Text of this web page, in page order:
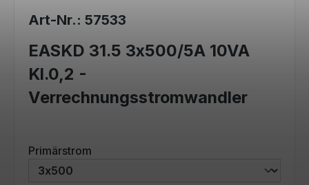
Art-Nr.: 57533
EASKD 31.5 3x500/5A 10VA
Kl.0,2 -
Verrechnungsstromwandler
Primärstrom